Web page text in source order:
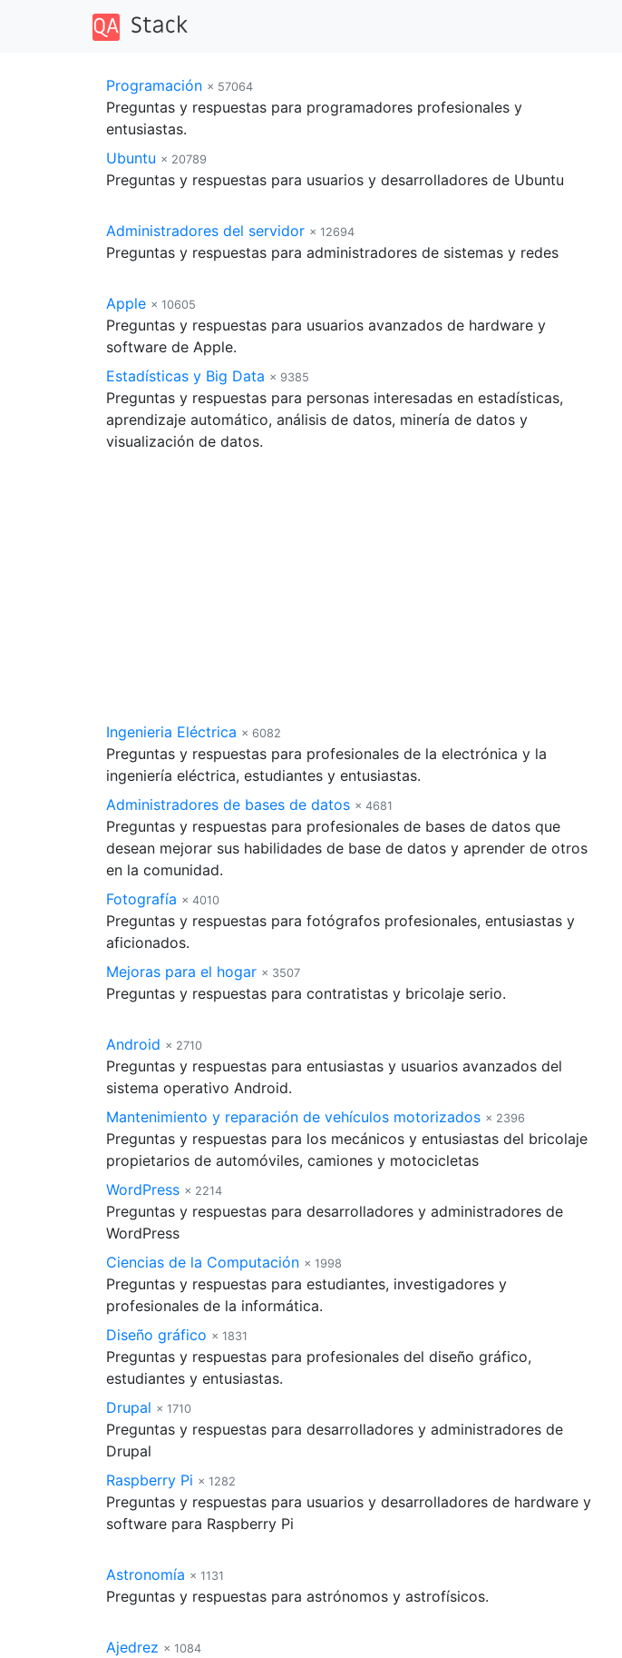
Programación × 57064
Preguntas y respuestas para programadores profesionales y
entusiastas.
Ubuntu × 20789
Preguntas y respuestas para usuarios y desarrolladores de Ubuntu
Administradores del servidor × 12694
Preguntas y respuestas para administradores de sistemas y redes
Apple × 10605
Preguntas y respuestas para usuarios avanzados de hardware y
software de Apple.
Estadísticas y Big Data × 9385
Preguntas y respuestas para personas interesadas en estadísticas,
aprendizaje automático, análisis de datos, minería de datos y
visualización de datos.
Ingenieria Eléctrica × 6082
Preguntas y respuestas para profesionales de la electrónica y la
ingeniería eléctrica, estudiantes y entusiastas.
Administradores de bases de datos × 4681
Preguntas y respuestas para profesionales de bases de datos que
desean mejorar sus habilidades de base de datos y aprender de otros
en la comunidad.
Fotografía × 4010
Preguntas y respuestas para fotógrafos profesionales, entusiastas y
aficionados.
Mejoras para el hogar × 3507
Preguntas y respuestas para contratistas y bricolaje serio.
Android × 2710
Preguntas y respuestas para entusiastas y usuarios avanzados del
sistema operativo Android.
Mantenimiento y reparación de vehículos motorizados × 2396
Preguntas y respuestas para los mecánicos y entusiastas del bricolaje
propietarios de automóviles, camiones y motocicletas
WordPress × 2214
Preguntas y respuestas para desarrolladores y administradores de
WordPress
Ciencias de la Computación × 1998
Preguntas y respuestas para estudiantes, investigadores y
profesionales de la informática.
Diseño gráfico × 1831
Preguntas y respuestas para profesionales del diseño gráfico,
estudiantes y entusiastas.
Drupal × 1710
Preguntas y respuestas para desarrolladores y administradores de
Drupal
Raspberry Pi × 1282
Preguntas y respuestas para usuarios y desarrolladores de hardware y
software para Raspberry Pi
Astronomía × 1131
Preguntas y respuestas para astrónomos y astrofísicos.
Ajedrez × 1084